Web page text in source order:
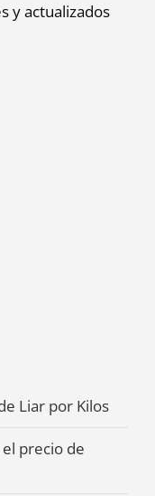
y actualizados
Liar por Kilos
precio de